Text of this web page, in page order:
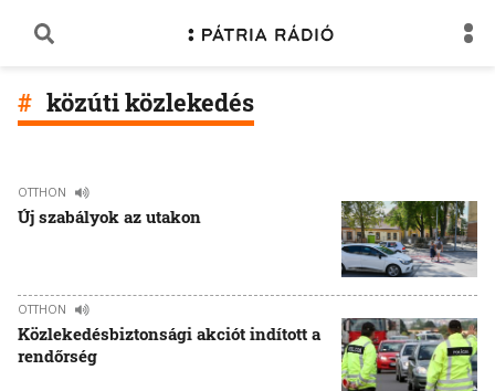
közúti közlekedés
OTTHON
Új szabályok az utakon
OTTHON
Közlekedésbiztonsági akciót indított a
rendőrség